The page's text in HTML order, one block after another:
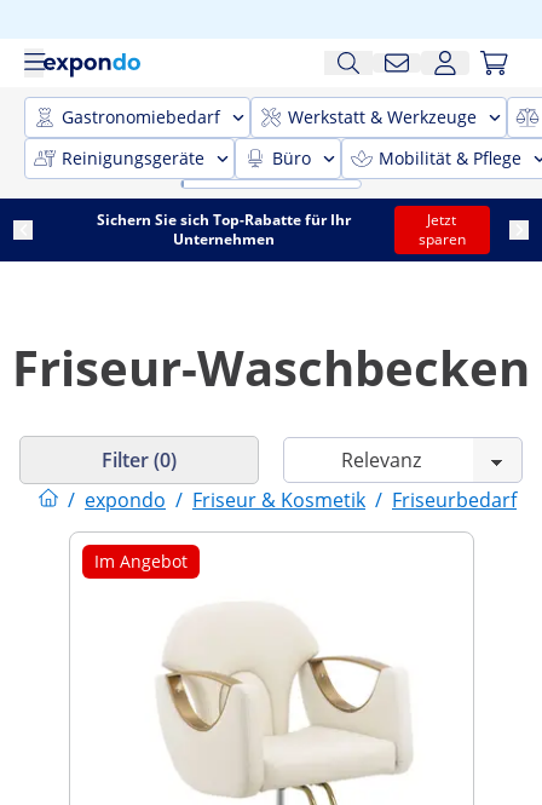
Gastronomiebedarf
Werkstatt & Werkzeuge
Reinigungsgeräte
Büro Mobilität & Pflege
Sichern Sie sich Top-Rabatte für Ihr
Unternehmen
Jetzt
sparen
Friseur-Waschbecken
/ expondo / Friseur & Kosmetik / Friseurbedarf
Filter (0)
Im Angebot